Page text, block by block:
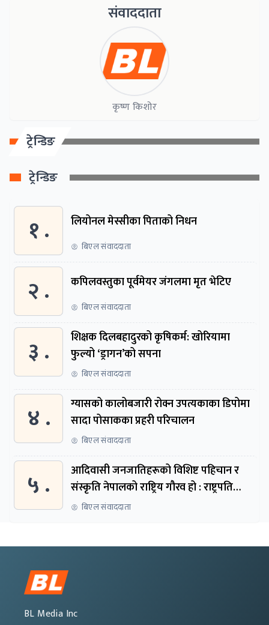
संवाददाता
कृष्ण किशोर
ट्रेन्डिङ
ट्रेन्डिङ
१ . लियोनल मेस्सीका पिताको निधन
बिएल संवाददाता
२ . कपिलवस्तुका पूर्वमेयर जंगलमा मृत भेटिए
बिएल संवाददाता
३ .
शिक्षक दिलबहादुरको कृषिकर्म: खोरियामा
फुल्यो ‘ड्रागन’को सपना
बिएल संवाददाता
४ .
ग्यासको कालोबजारी रोक्न उपत्यकाका डिपोमा
सादा पोसाकका प्रहरी परिचालन
बिएल संवाददाता
५ .
आदिवासी जनजातिहरूको विशिष्ट पहिचान र
संस्कृति नेपालको राष्ट्रिय गौरव हो : राष्ट्रपति
पौडेलबिएल संवाददाता
BL Media Inc